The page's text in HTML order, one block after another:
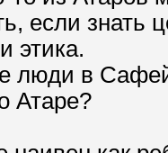
если знать
этика.
люди в
Атаре?